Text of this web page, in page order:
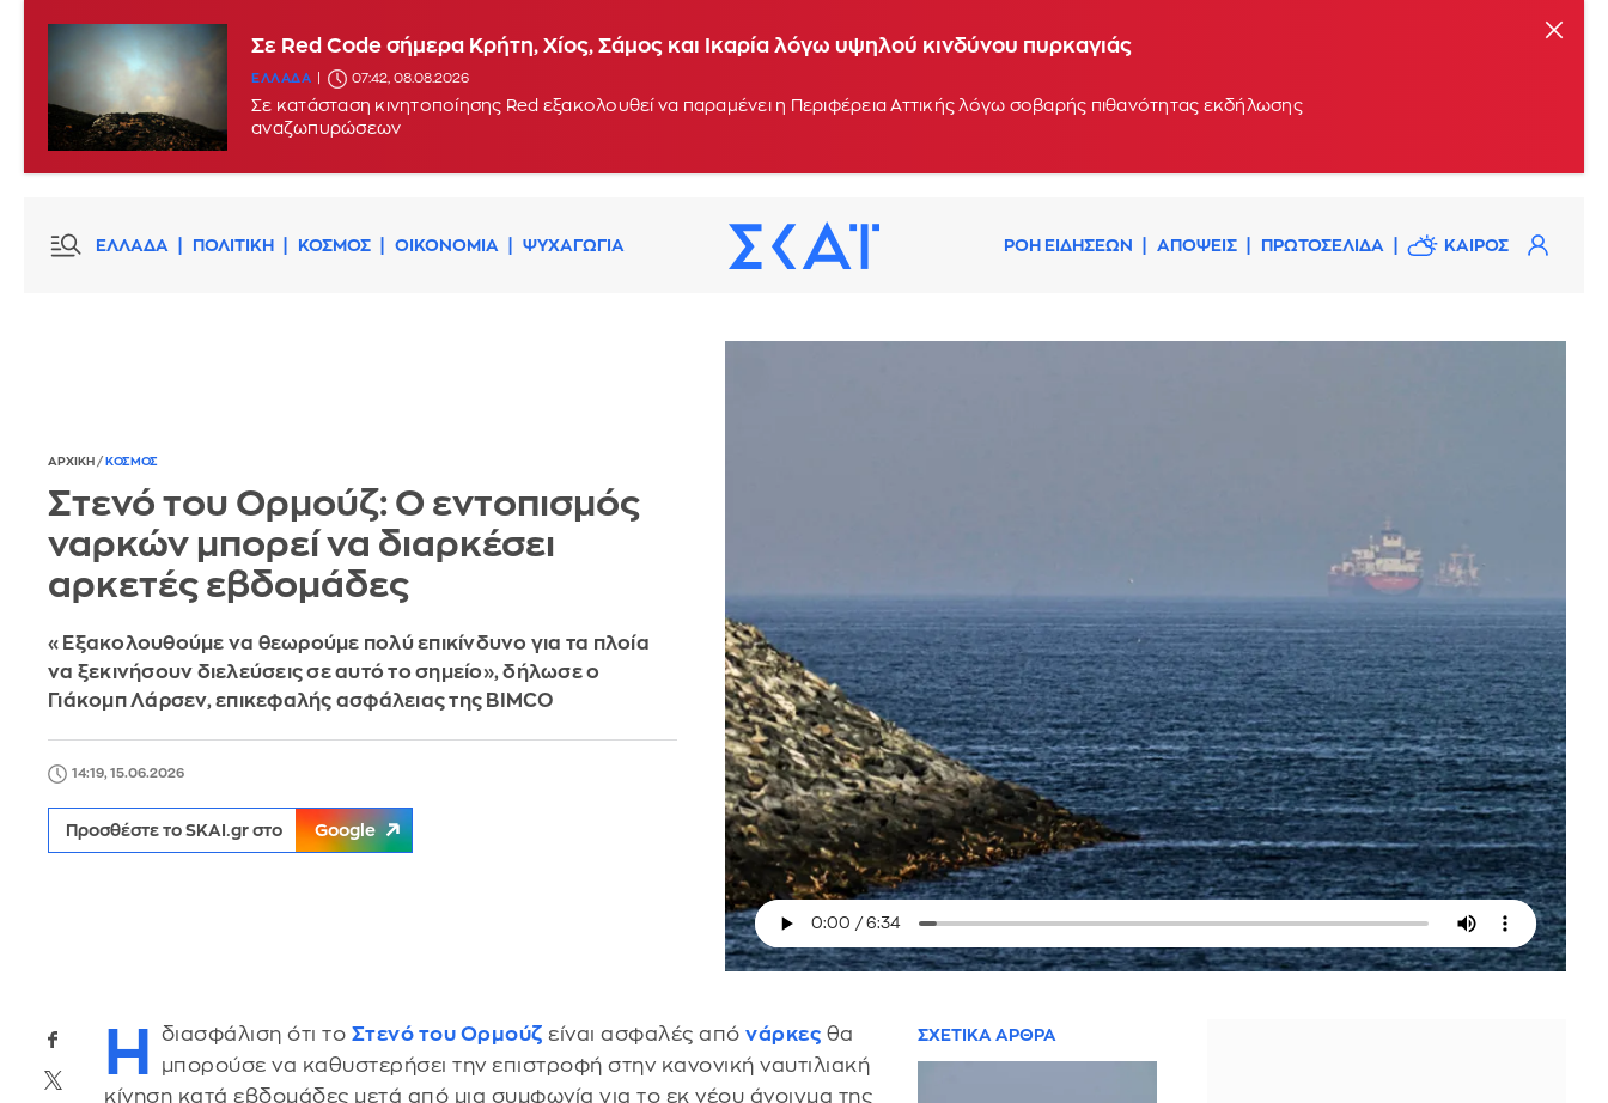
Σε Red Code σήμερα Κρήτη, Χίος, Σάμος και Ικαρία λόγω υψηλού κινδύνου πυρκαγιάς
ΕΛΛΑΔΑ 07:42, 08.08.2026
Σε κατάσταση κινητοποίησης Red εξακολουθεί να παραμένει η Περιφέρεια Αττικής λόγω σοβαρής πιθανότητας εκδήλωσης
αναζωπυρώσεων
ΕΛΛΑΔΑ ΠΟΛΙΤΙΚΗ ΚΟΣΜΟΣ ΟΙΚΟΝΟΜΙΑ ΨΥΧΑΓΩΓΙΑ ΡΟΗ ΕΙΔΗΣΕΩΝ ΑΠΟΨΕΙΣ ΠΡΩΤΟΣΕΛΙΔΑ ΚΑΙΡΟΣ
ΑΡΧΙΚΗ / ΚΟΣΜΟΣ
Στενό του Ορμούζ: Ο εντοπισμός
ναρκών μπορεί να διαρκέσει
αρκετές εβδομάδες
«Εξακολουθούμε να θεωρούμε πολύ επικίνδυνο για τα πλοία
να ξεκινήσουν διελεύσεις σε αυτό το σημείο», δήλωσε ο
Γιάκομπ Λάρσεν, επικεφαλής ασφάλειας της BIMCO
14:19, 15.06.2026
Προσθέστε το SKAI.gr στο Google
Η διασφάλιση ότι το Στενό του Ορμούζ είναι ασφαλές απόνάρκες θα
μπορούσε να καθυστερήσει την επιστροφή στην κανονική ναυτιλιακή
κίνηση κατά εβδομάδες μετά από μια συμφωνία για το εκ νέου άνοιγμα της
ΣΧΕΤΙΚΑ ΑΡΘΡΑ